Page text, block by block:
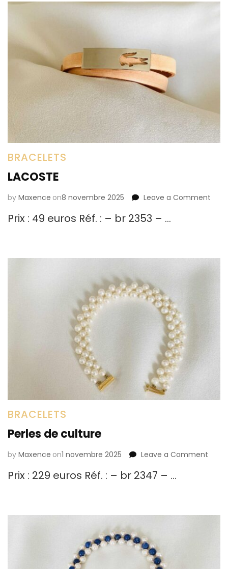
BRACELETS
LACOSTE
by Maxence on8 novembre 2025 Leave a Comment
Prix : 49 euros Réf. : – br 2353 – …
BRACELETS
Perles de culture
by Maxence on1 novembre 2025 Leave a Comment
Prix : 229 euros Réf. : – br 2347 – …